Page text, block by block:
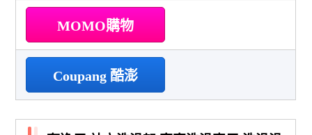
MOMO購物
Coupang 酷澎